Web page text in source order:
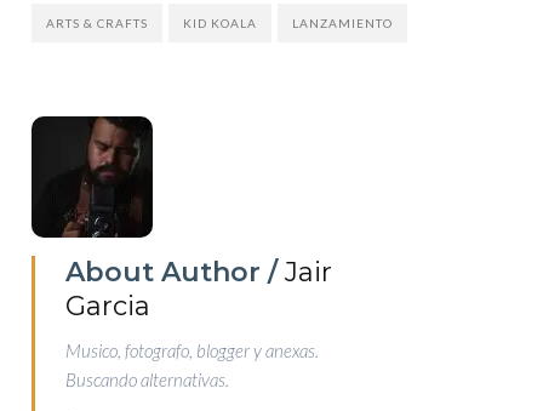
ARTS & CRAFTS KID KOALA LANZAMIENTO
About Author /Jair
Garcia
Musico, fotografo, blogger y anexas.
Buscando alternativas.